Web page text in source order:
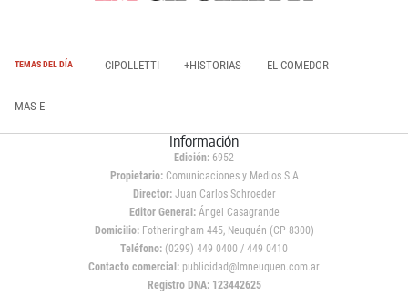
TEMAS DEL DÍA CIPOLLETTI +HISTORIAS EL COMEDOR
MAS E
Información
Edición: 6952
Propietario:Comunicaciones y Medios S.A
Director: Juan Carlos Schroeder
Editor General:Ángel Casagrande
Domicilio:Fotheringham 445, Neuquén (CP 8300)
Teléfono: (0299) 449 0400 / 449 0410
Contacto comercial: publicidad@lmneuquen.com.ar
Registro DNA: 123442625